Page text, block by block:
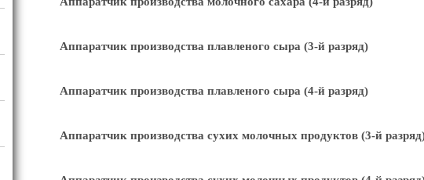
Аппаратчик производства плавленого сыра (3-й разряд)
Аппаратчик производства плавленого сыра (4-й разряд)
Аппаратчик производства сухих молочных продуктов (3-й